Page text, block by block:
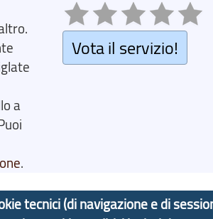
a
.
Vota il servizio!
tecnici (di navigazione e di